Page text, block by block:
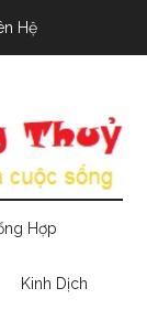
Hệ
Hợp
Kinh Dịch